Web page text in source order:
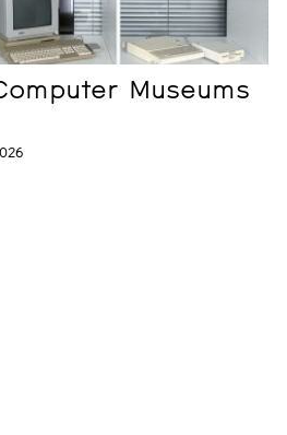
Museums